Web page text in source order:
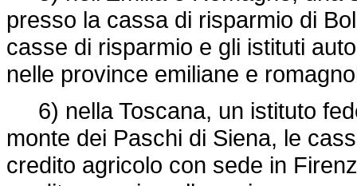
presso la cassa di risparmio di
casse di risparmio e gli istituti
nelle province emiliane e
6) nella Toscana, un istituto
monte dei Paschi di Siena, le
credito agricolo con sede in